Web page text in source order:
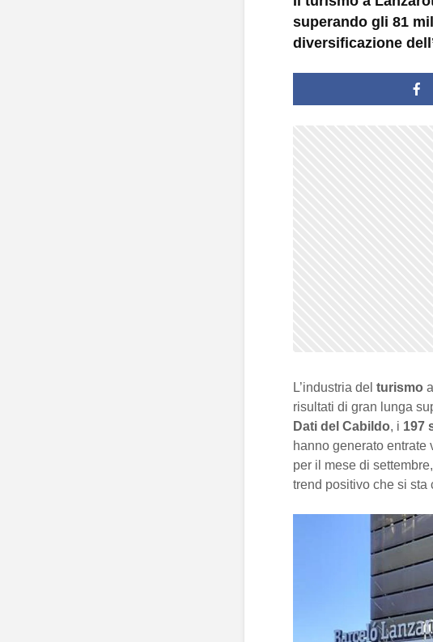
superando gli 81
diversificazione
L’industria del turismo a
risultati di gran lunga
Dati del Cabildo, i 197
hanno generato entrate
per il mese di
trend positivo che si